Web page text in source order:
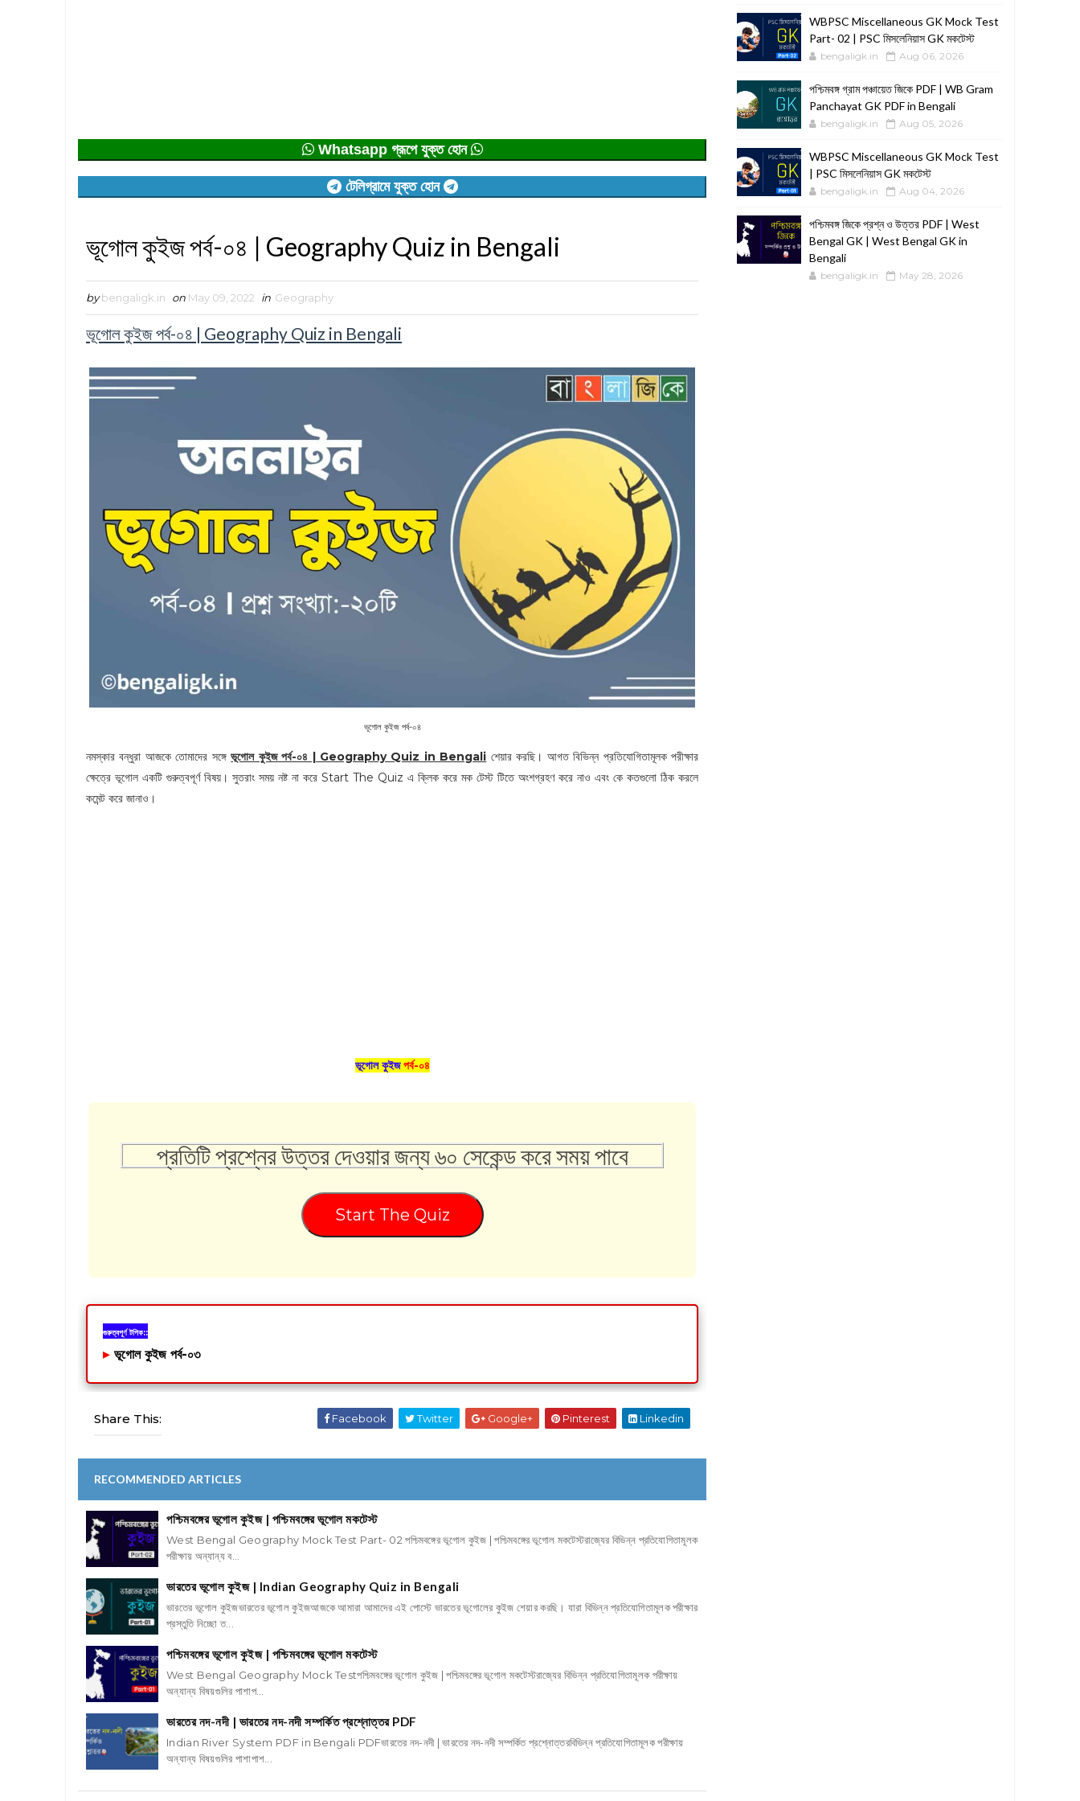
Whatsapp গ্রূপে যুক্ত হোন
টেলিগ্রামে যুক্ত হোন
ভূগোল কুইজ পর্ব-০৪ | Geography Quiz in Bengali
by bengaligk.in on May 09, 2022 in Geography
ভূগোল কুইজ পর্ব-০৪ | Geography Quiz in Bengali
ভূগোল কুইজ পর্ব-০৪
নমস্কার বন্ধুরা আজকে তোমাদের সঙ্গেভূগোল কুইজ পর্ব-০৪ | Geography Quiz in Bengali শেয়ার করছি। আগত বিভিন্ন প্রতিযোগিতামূলক পরীক্ষার
ক্ষেত্রে ভূগোল একটি গুরুত্বপূর্ণ বিষয়। সুতরাং সময় নষ্ট না করে Start The Quiz এ ক্লিক করে মক টেস্ট টিতে অংশগ্রহণ করে নাও এবং কে কতগুলো ঠিক করলে
কমেন্ট করে জানাও।
ভূগোল কুইজ পর্ব-০৪
প্রতিটি প্রশ্নের উত্তর দেওয়ার জন্য ৬০ সেকেন্ড করে সময় পাবে
Start The Quiz
গুরুত্বপূর্ণ টপিক::
▸ ভূগোল কুইজ পর্ব-০৩
Share This: Facebook Twitter Google+ Pinterest Linkedin
RECOMMENDED ARTICLES
পশ্চিমবঙ্গের ভূগোল কুইজ | পশ্চিমবঙ্গের ভূগোল মকটেস্ট
West Bengal Geography Mock Test Part- 02 পশ্চিমবঙ্গের ভূগোল কুইজ | পশ্চিমবঙ্গের ভূগোল মকটেস্টরাজ্যের বিভিন্ন প্রতিযোগিতামূলক
পরীক্ষায় অন্যান্য ব...
ভারতের ভূগোল কুইজ | Indian Geography Quiz in Bengali
ভারতের ভূগোল কুইজভারতের ভূগোল কুইজআজকে আমারা আমাদের এই পোস্টে ভারতের ভূগোলের কুইজ শেয়ার করছি। যারা বিভিন্ন প্রতিযোগিতামূলক পরীক্ষার
প্রস্তুতি নিচ্ছো ত...
পশ্চিমবঙ্গের ভূগোল কুইজ | পশ্চিমবঙ্গের ভূগোল মকটেস্ট
West Bengal Geography Mock Testপশ্চিমবঙ্গের ভূগোল কুইজ | পশ্চিমবঙ্গের ভূগোল মকটেস্টরাজ্যের বিভিন্ন প্রতিযোগিতামূলক পরীক্ষায়
অন্যান্য বিষয়গুলির পাশাপ...
ভারতের নদ-নদী | ভারতের নদ-নদী সম্পর্কিত প্রশ্নোত্তর PDF
Indian River System PDF in Bengali PDFভারতের নদ-নদী | ভারতের নদ-নদী সম্পর্কিত প্রশ্নোত্তরবিভিন্ন প্রতিযোগিতামূলক পরীক্ষায়
অন্যান্য বিষয়গুলির পাশাপাশ...
WBPSC Miscellaneous GK Mock Test
Part- 02 | PSC মিসলেনিয়াস GK মকটেস্ট
bengaligk.in Aug 06, 2026
পশ্চিমবঙ্গ গ্রাম পঞ্চায়েত জিকে PDF | WB Gram
Panchayat GK PDF in Bengali
bengaligk.in Aug 05, 2026
WBPSC Miscellaneous GK Mock Test
| PSC মিসলেনিয়াস GK মকটেস্ট
bengaligk.in Aug 04, 2026
পশ্চিমবঙ্গ জিকে প্রশ্ন ও উত্তর PDF | West
Bengal GK | West Bengal GK in
Bengali
bengaligk.in May 28, 2026